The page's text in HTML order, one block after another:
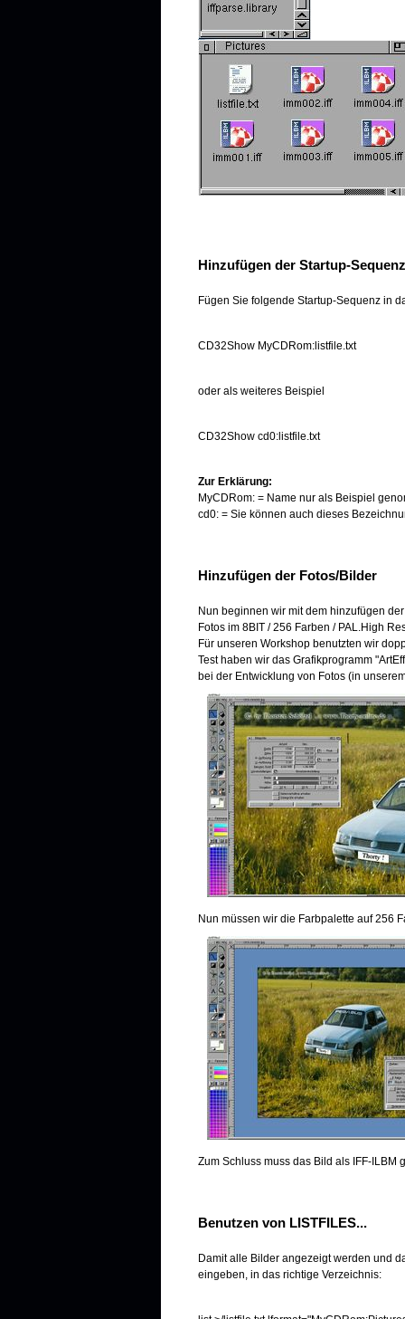
Hinzufügen der Startup-Sequenz
Fügen Sie folgende Startup-Sequenz in
CD32Show MyCDRom:listfile.txt
oder als weiteres Beispiel
CD32Show cd0:listfile.txt
Zur Erklärung:
MyCDRom: = Name nur als Beispiel
cd0: = Sie können auch dieses
Hinzufügen der Fotos/Bilder
Nun beginnen wir mit dem hinzufügen
Fotos im 8BIT / 256 Farben / PAL.High
Für unseren Workshop benutzten wir
Test haben wir das Grafikprogramm
bei der Entwicklung von Fotos (in
Nun müssen wir die Farbpalette auf 256
Zum Schluss muss das Bild als IFF-
Benutzen von LISTFILES...
Damit alle Bilder angezeigt werden und
eingeben, in das richtige Verzeichnis: